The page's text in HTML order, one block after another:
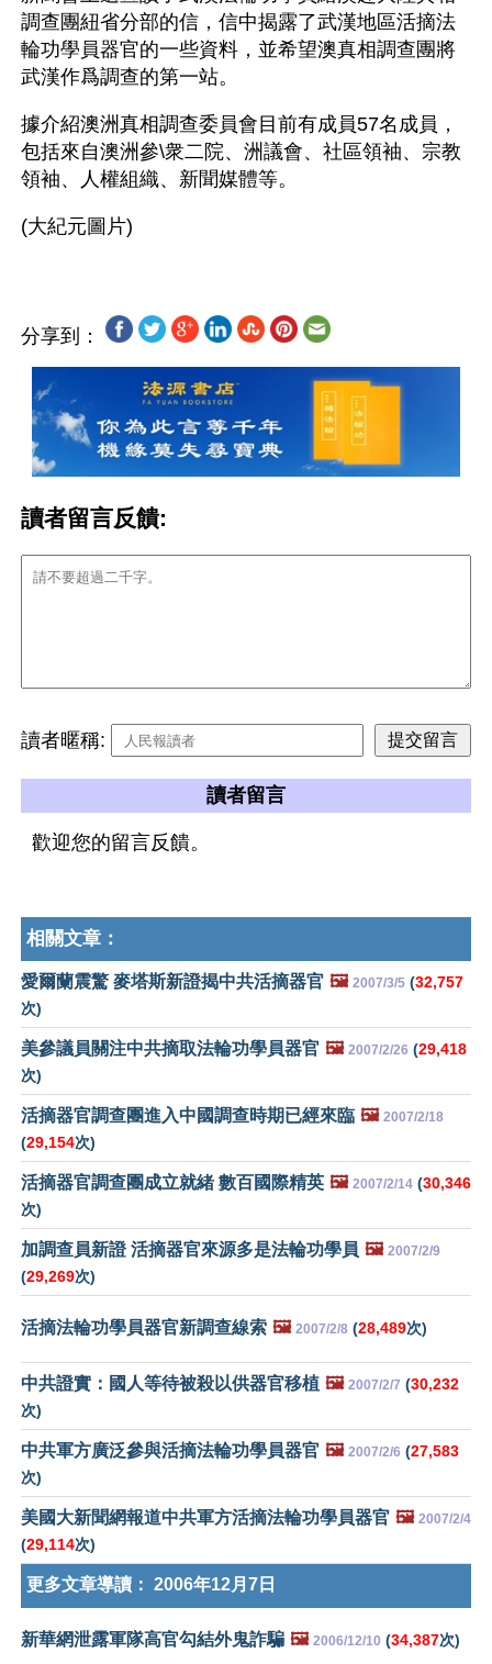
調查團紐省分部的信，信中揭露了武漢地區活摘法
輪功學員器官的一些資料，並希望澳真相調查團將
武漢作爲調查的第一站。
據介紹澳洲真相調查委員會目前有成員57名成員，
包括來自澳洲參\衆二院、洲議會、社區領袖、宗教
領袖、人權組織、新聞媒體等。
分享到：
讀者留言反饋:
讀者暱稱:
讀者留言
歡迎您的留言反饋。
相關文章：
愛爾蘭震驚 麥塔斯新證揭中共活摘器官 🖼️ 2007/3/5 (32,757
次)
美參議員關注中共摘取法輪功學員器官 🖼️ 2007/2/26 (29,418
次)
活摘器官調查團進入中國調查時期已經來臨 🖼️ 2007/2/18
(29,154次)
活摘器官調查團成立就緒 數百國際精英 🖼️ 2007/2/14 (30,346
次)
加調查員新證 活摘器官來源多是法輪功學員 🖼️ 2007/2/9
(29,269次)
活摘法輪功學員器官新調查線索 🖼️ 2007/2/8 (28,489次)
中共證實：國人等待被殺以供器官移植 🖼️ 2007/2/7 (30,232
次)
中共軍方廣泛參與活摘法輪功學員器官 🖼️ 2007/2/6 (27,583
次)
美國大新聞網報道中共軍方活摘法輪功學員器官 🖼️ 2007/2/4
(29,114次)
更多文章導讀： 2006年12月7日
新華網泄露軍隊高官勾結外鬼詐騙 🖼️ 2006/12/10 (34,387次)